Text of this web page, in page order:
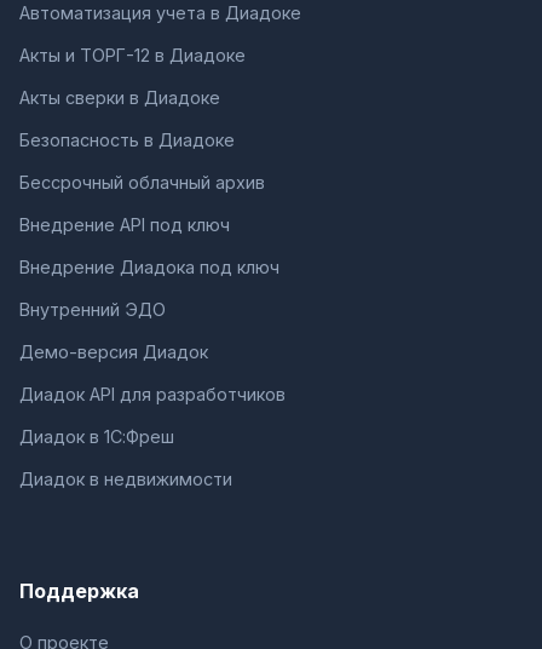
Автоматизация учета в Диадоке
Акты и ТОРГ-12 в Диадоке
Акты сверки в Диадоке
Безопасность в Диадоке
Бессрочный облачный архив
Внедрение API под ключ
Внедрение Диадока под ключ
Внутренний ЭДО
Демо-версия Диадок
Диадок API для разработчиков
Диадок в 1С:Фреш
Диадок в недвижимости
Поддержка
О проекте